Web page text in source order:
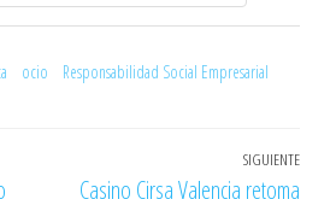
ocio
Responsabilidad Social Empresarial
SIGUIENTE
Casino Cirsa Valencia retoma